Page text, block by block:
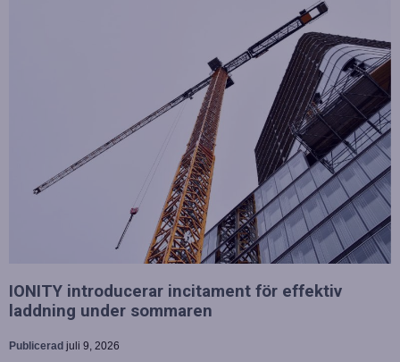
IONITY introducerar incitament för effektiv
laddning under sommaren
Publicerad juli 9, 2026